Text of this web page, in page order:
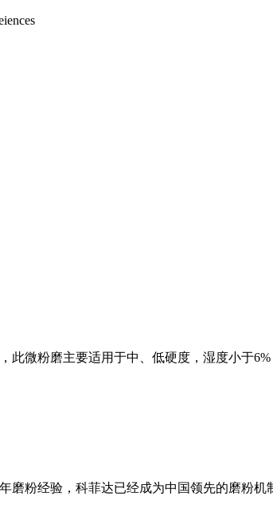
此微粉磨主要适用于中、低硬度，湿度小于
磨粉经验，科菲达已经成为中国领先的磨粉